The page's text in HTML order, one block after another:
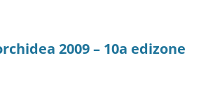
2009 – 10a edizone